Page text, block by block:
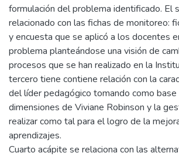
formulación del problema identificado. El
relacionado con las fichas de monitoreo:
y encuesta que se aplicó a los docentes
problema planteándose una visión de
procesos que se han realizado en la
tercero tiene contiene relación con la
del líder pedagógico tomando como base
dimensiones de Viviane Robinson y la
realizar como tal para el logro de la
aprendizajes.
Cuarto acápite se relaciona con las